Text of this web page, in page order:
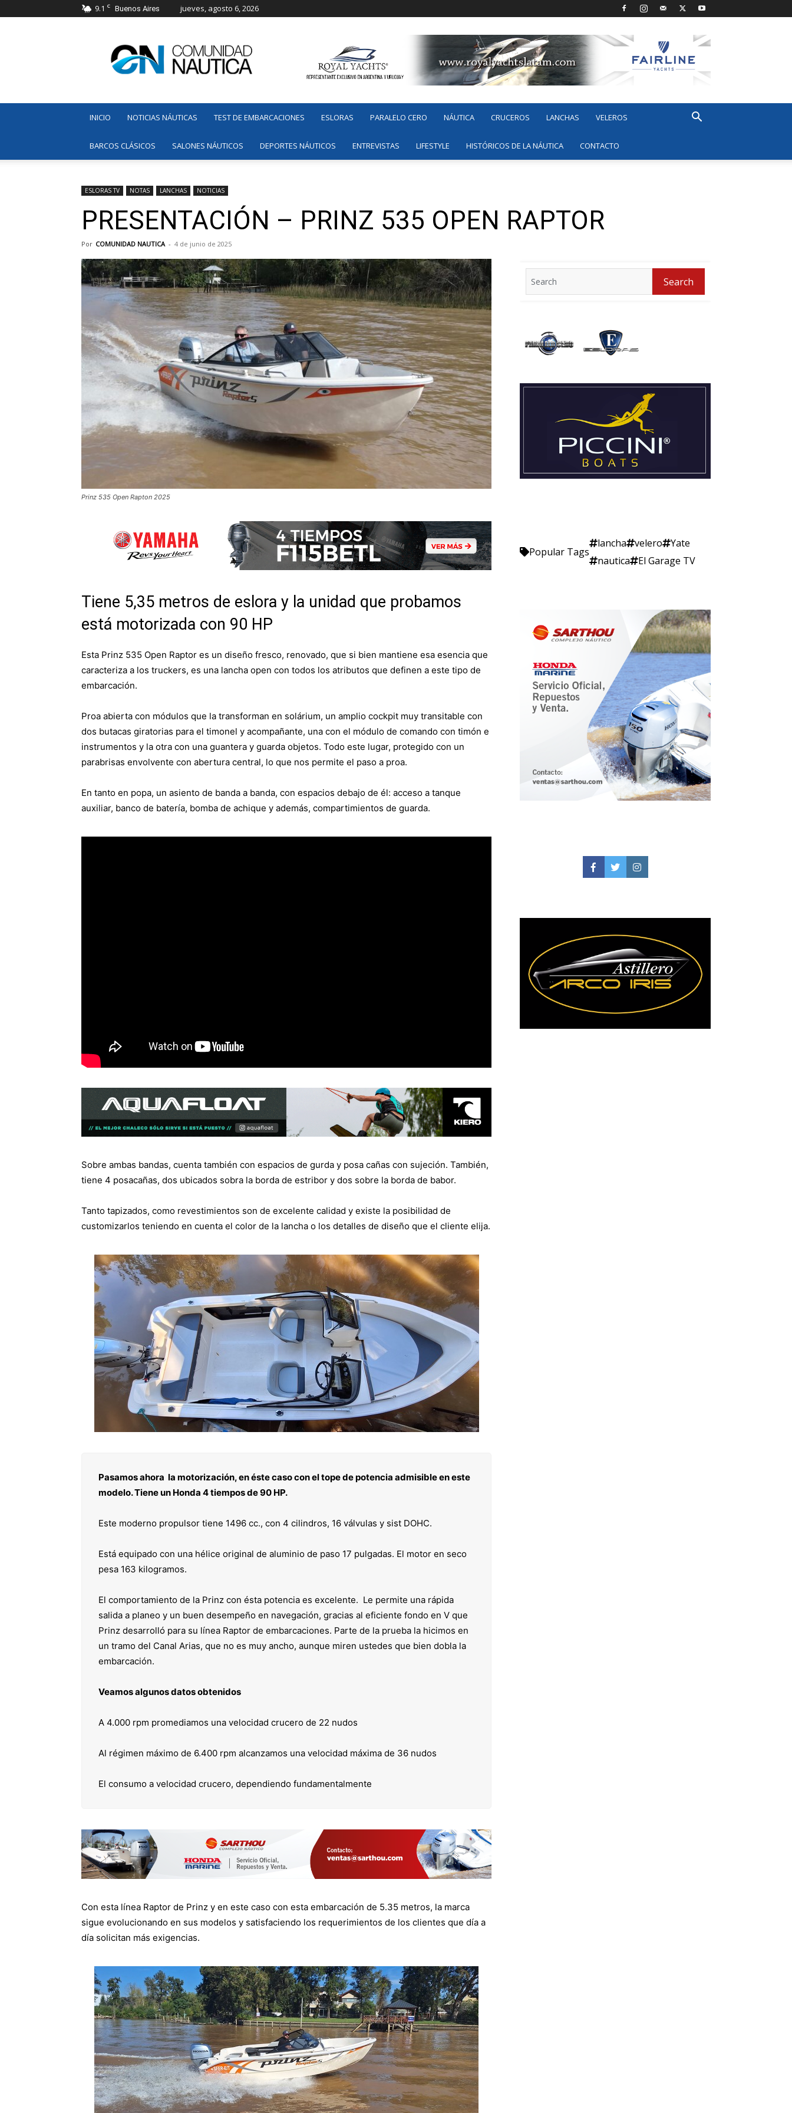
9.1 C Buenos Aires jueves, agosto 6, 2026
Náutica
INICIO NOTICIAS NÁUTICAS TEST DE EMBARCACIONES ESLORAS PARALELO CERO NÁUTICA CRUCEROS LANCHAS VELEROS
BARCOS CLÁSICOS SALONES NÁUTICOS DEPORTES NÁUTICOS ENTREVISTAS LIFESTYLE HISTÓRICOS DE LA NÁUTICA CONTACTO
ESLORAS TV NOTAS LANCHAS NOTICIAS
PRESENTACIÓN – PRINZ 535 OPEN RAPTOR
Por COMUNIDAD NAUTICA - 4 de junio de 2025
Prinz 535 Open Rapton 2025
Tiene 5,35 metros de eslora y la unidad que probamos
está motorizada con 90 HP
Esta Prinz 535 Open Raptor es un diseño fresco, renovado, que si bien mantiene esa esencia que
caracteriza a los truckers, es una lancha open con todos los atributos que definen a este tipo de
embarcación.
Proa abierta con módulos que la transforman en solárium, un amplio cockpit muy transitable con
dos butacas giratorias para el timonel y acompañante, una con el módulo de comando con timón e
instrumentos y la otra con una guantera y guarda objetos. Todo este lugar, protegido con un
parabrisas envolvente con abertura central, lo que nos permite el paso a proa.
En tanto en popa, un asiento de banda a banda, con espacios debajo de él: acceso a tanque
auxiliar, banco de batería, bomba de achique y además, compartimientos de guarda.
Sobre ambas bandas, cuenta también con espacios de gurda y posa cañas con sujeción. También,
tiene 4 posacañas, dos ubicados sobra la borda de estribor y dos sobre la borda de babor.
Tanto tapizados, como revestimientos son de excelente calidad y existe la posibilidad de
customizarlos teniendo en cuenta el color de la lancha o los detalles de diseño que el cliente elija.
Pasamos ahora la motorización, en éste caso con el tope de potencia admisible en este
modelo. Tiene un Honda 4 tiempos de 90 HP.
Este moderno propulsor tiene 1496 cc., con 4 cilindros, 16 válvulas y sist DOHC.
Está equipado con una hélice original de aluminio de paso 17 pulgadas. El motor en seco
pesa 163 kilogramos.
El comportamiento de la Prinz con ésta potencia es excelente. Le permite una rápida
salida a planeo y un buen desempeño en navegación, gracias al eficiente fondo en V que
Prinz desarrolló para su línea Raptor de embarcaciones. Parte de la prueba la hicimos en
un tramo del Canal Arias, que no es muy ancho, aunque miren ustedes que bien dobla la
embarcación.
Veamos algunos datos obtenidos
A 4.000 rpm promediamos una velocidad crucero de 22 nudos
Al régimen máximo de 6.400 rpm alcanzamos una velocidad máxima de 36 nudos
El consumo a velocidad crucero, dependiendo fundamentalmente
Con esta línea Raptor de Prinz y en este caso con esta embarcación de 5.35 metros, la marca
sigue evolucionando en sus modelos y satisfaciendo los requerimientos de los clientes que día a
día solicitan más exigencias.
for:
Search
Popular Tags
lancha velero
Yate
nautica
El Garage TV
Facebook
TwitterInstagram